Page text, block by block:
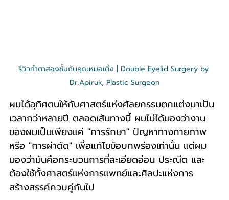
รีวิวทำตาสองชั้นกับคุณหมอเติ้ง | Double Eyelid Surgery by
Dr.Apiruk, Plastic Surgeon
ผมได้อุทิศตนให้กับศาสตร์แห่งศัลยกรรมตกแต่งมาเป็น
เวลากว่าหลายปี ตลอดเส้นทางนี้ ผมไม่ได้มองว่างาน
ของผมเป็นเพียงแค่ "การรักษา" ปัญหาทางกายภาพ
หรือ "การผ่าตัด" เพื่อแก้ไขข้อบกพร่องเท่านั้น แต่ผม
มองว่ามันคือกระบวนการที่ละเอียดอ่อน ประณีต และ
ต้องใช้ทั้งศาสตร์แห่งการแพทย์และศิลปะแห่งการ
สร้างสรรค์ควบคู่กันไป